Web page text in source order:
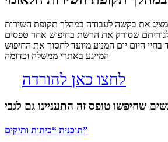
את בקשה לעבודה במהלך תקופת השירות
שסורק את הרשת בחיפוש אחר טפסים
היום יום המנוע מיועד לחסוך את החיפוש
המייגע באתרי ממשלה וכדומה
לחצו כאן להורדה
שחיפשו טופס זה התעניינו גם לגבי
תוכנית “כיתות ותיקים”